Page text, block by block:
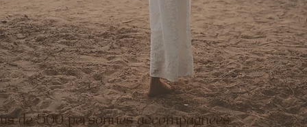
de 500 personnes accompagnées